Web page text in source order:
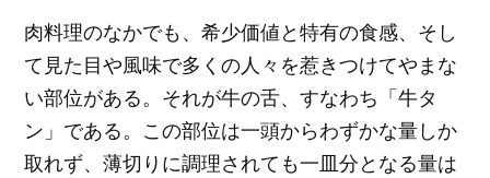
肉料理のなかでも、希少価値と特有の食感、そし
て見た目や風味で多くの人々を惹きつけてやまな
い部位がある。 それが牛の舌、すなわち「牛タ
ン」である。この部位は一頭からわずかな量しか
取れず、薄切りに調理されても一皿分となる量は